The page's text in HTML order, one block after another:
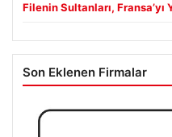
Filenin Sultanları,
Son Eklenen Firmalar